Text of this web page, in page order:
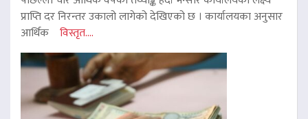
प्राप्ति दर निरन्तर उकालो लागेको देखिएको छ । कार्यालयका अनुसार
आर्थिक विस्तृत....